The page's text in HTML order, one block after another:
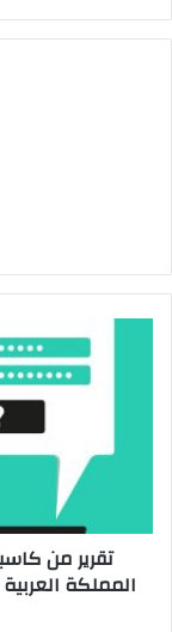
كاسبرسكي:
الإلكتروني
العربية
السعودية
رغم
تقرير من
المملكة